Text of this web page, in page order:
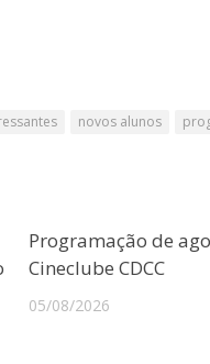
novos alunos
Programação de
Cineclube CDCC
05/08/2026